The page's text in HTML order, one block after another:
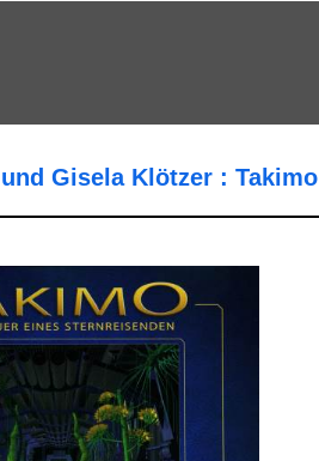
Gisela Klötzer : Takimo